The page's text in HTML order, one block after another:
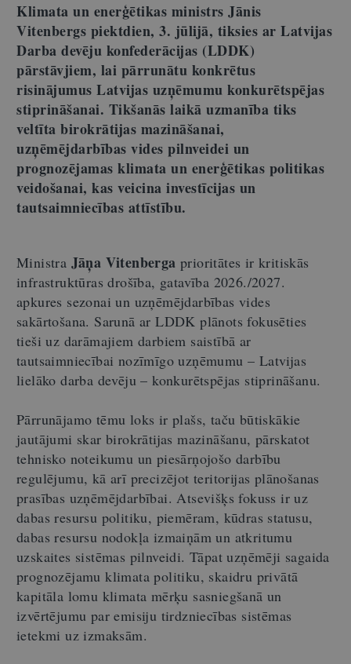
Klimata un enerģētikas ministrs Jānis
Vitenbergs piektdien, 3. jūlijā, tiksies ar Latvijas
Darba devēju konfederācijas (LDDK)
pārstāvjiem, lai pārrunātu konkrētus
risinājumus Latvijas uzņēmumu konkurētspējas
stiprināšanai. Tikšanās laikā uzmanība tiks
veltīta birokrātijas mazināšanai,
uzņēmējdarbības vides pilnveidei un
prognozējamas klimata un enerģētikas politikas
veidošanai, kas veicina investīcijas un
tautsaimniecības attīstību.
Ministra Jāņa Vitenberga prioritātes ir kritiskās
infrastruktūras drošība, gatavība 2026./2027.
apkures sezonai un uzņēmējdarbības vides
sakārtošana. Sarunā ar LDDK plānots fokusēties
tieši uz darāmajiem darbiem saistībā ar
tautsaimniecībai nozīmīgo uzņēmumu – Latvijas
lielāko darba devēju – konkurētspējas stiprināšanu.
Pārrunājamo tēmu loks ir plašs, taču būtiskākie
jautājumi skar birokrātijas mazināšanu, pārskatot
tehnisko noteikumu un piesārņojošo darbību
regulējumu, kā arī precizējot teritorijas plānošanas
prasības uzņēmējdarbībai. Atsevišķs fokuss ir uz
dabas resursu politiku, piemēram, kūdras statusu,
dabas resursu nodokļa izmaiņām un atkritumu
uzskaites sistēmas pilnveidi. Tāpat uzņēmēji sagaida
prognozējamu klimata politiku, skaidru privātā
kapitāla lomu klimata mērķu sasniegšanā un
izvērtējumu par emisiju tirdzniecības sistēmas
ietekmi uz izmaksām.